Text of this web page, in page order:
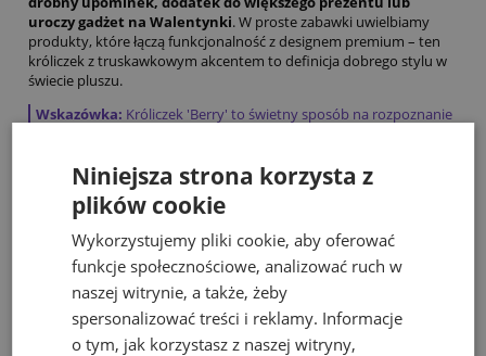
uroczy gadżet na Walentynki. W proste zabawki uwielbiamy
produkty, które łączą funkcjonalność z designem premium – ten
króliczek z truskawkowym akcentem to definicja dobrego stylu w
świecie pluszu.
Wskazówka: Króliczek 'Berry' to świetny sposób na rozpoznanie
trafi na swoją własność!
Bestsellery
Niniejsza strona korzysta z
plików cookie
Wykorzystujemy pliki cookie, aby oferować
funkcje społecznościowe, analizować ruch w
naszej witrynie, a także, żeby
spersonalizować treści i reklamy. Informacje
o tym, jak korzystasz z naszej witryny,